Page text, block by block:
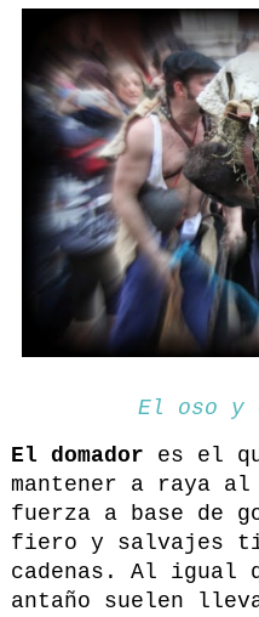
El oso y
El domador es el
mantener a raya
fuerza a base de
fiero y salvajes
cadenas. Al igual
antaño suelen